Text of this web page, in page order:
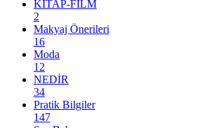
KİTAP-FİLM
2
Makyaj Önerileri
16
Moda
12
NEDİR
34
Pratik Bilgiler
147